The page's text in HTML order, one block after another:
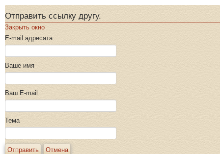
Отправить ссылку другу.
Закрыть окно
E-mail адресата
Ваше имя
Ваш E-mail
Тема
Отправить Отмена